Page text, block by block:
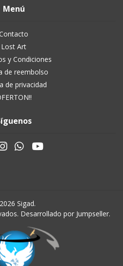
Menú
Lost Art
y Condiciones
de reembolso
de privacidad
Sigad.
Desarrollado por Jumpseller.